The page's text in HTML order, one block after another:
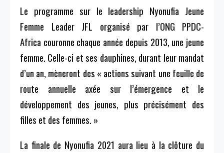
Le programme sur le leadership Nyonufia Jeune
Femme Leader JFL organisé par l’ONG PPDC-
Africa couronne chaque année depuis 2013, une jeune
femme. Celle-ci et ses dauphines, durant leur mandat
d’un an, mèneront des « actions suivant une feuille de
route annuelle axée sur l’émergence et le
développement des jeunes, plus précisément des
filles et des femmes. »
La finale de Nyonufia 2021 aura lieu à la clôture du